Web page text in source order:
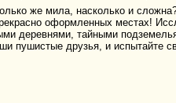
же мила, насколько и
оформленных местах!
деревнями, тайными
пушистые друзья, и испытайте